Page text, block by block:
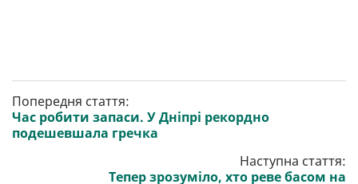
Попередня стаття:
Час робити запаси. У Дніпрі рекордно
подешевшала гречка
Наступна стаття:
Тепер зрозуміло, хто реве басом на